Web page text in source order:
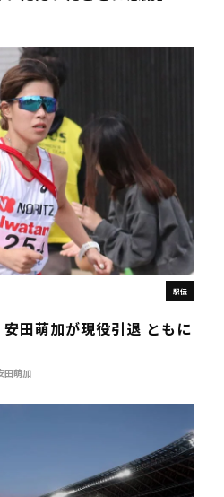
駅伝
田萌加が現役引退 ともに
田萌加